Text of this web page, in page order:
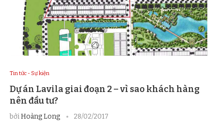
Tin tức - Sự kiện
Dự án Lavila giai đoạn 2 – vì sao khách hàng
nên đầu tư?
bởiHoàng Long 28/02/2017